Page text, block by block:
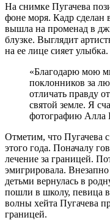
На снимке Пугачева
фоне моря. Кадр сделан
вышла на променад в
блузке. Выглядит
на ее лице сияет улыбка.
«Благодарю мою
поклонников за
отличать правду
святой земле. Я
фотографию Алла
Отметим, что Пугачева
этого года. Поначалу
лечение за границей.
эмигрировала.
детьми вернулась в
пошли в школу, певица
волны хейта Пугачева
границей.